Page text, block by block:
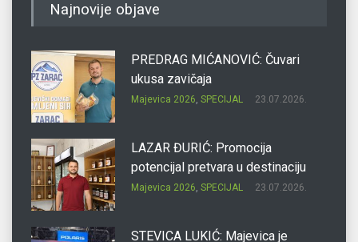
Najnovije objave
PREDRAG MIĆANOVIĆ: Čuvari
ukusa zavičaja
Majevica 2026, SPECIJAL 23.07.2026.
LAZAR ĐURIĆ: Promocija
potencijal pretvara u destinaciju
Majevica 2026, SPECIJAL 23.07.2026.
STEVICA LUKIĆ: Majevica je